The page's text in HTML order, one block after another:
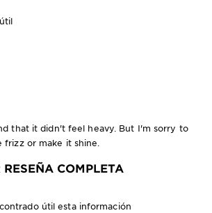
that it didn't feel heavy. But I'm sorry to
or make it shine.
RESEÑA COMPLETA
útil esta información